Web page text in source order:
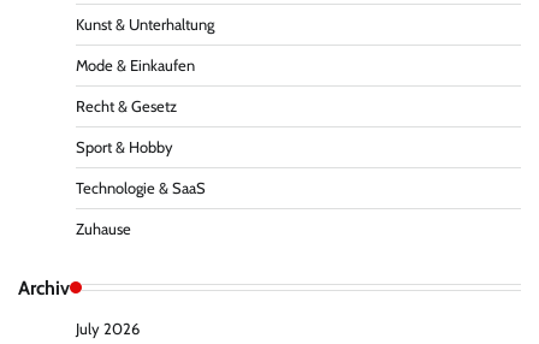
Kunst & Unterhaltung
Mode & Einkaufen
Recht & Gesetz
Sport & Hobby
Technologie & SaaS
Zuhause
Archiv
July 2026